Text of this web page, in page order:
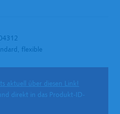
flexible
aktuell über diesen Link!
direkt in das Produkt-ID-